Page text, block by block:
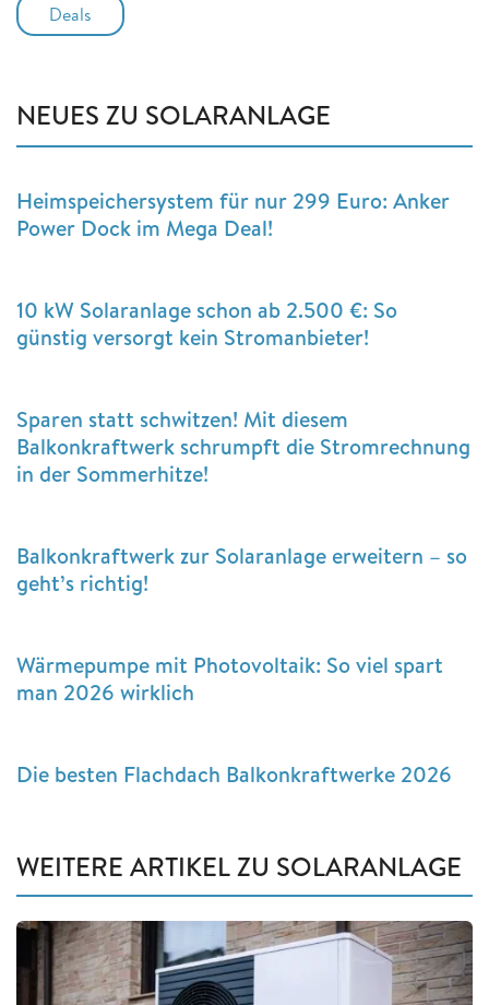
Deals
NEUES ZU SOLARANLAGE
Heimspeichersystem für nur 299 Euro: Anker
Power Dock im Mega Deal!
10 kW Solaranlage schon ab 2.500 €: So
günstig versorgt kein Stromanbieter!
Sparen statt schwitzen! Mit diesem
Balkonkraftwerk schrumpft die Stromrechnung
in der Sommerhitze!
Balkonkraftwerk zur Solaranlage erweitern – so
geht’s richtig!
Wärmepumpe mit Photovoltaik: So viel spart
man 2026 wirklich
Die besten Flachdach Balkonkraftwerke 2026
WEITERE ARTIKEL ZU SOLARANLAGE